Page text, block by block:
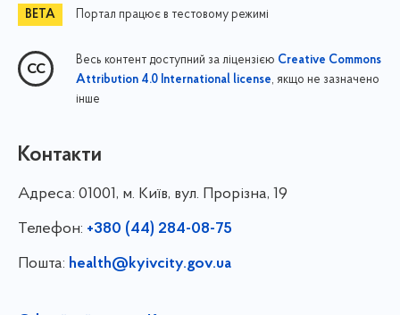
Портал працює в тестовому режимі
Весь контент доступний за ліцензією Creative Commons
Attribution 4.0 International license, якщо не зазначено
інше
Контакти
Адреса: 01001, м. Київ, вул. Прорізна, 19
Телефон: +380 (44) 284-08-75
Пошта: health@kyivcity.gov.ua